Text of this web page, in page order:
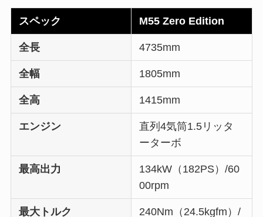
スペック M55 Zero Edition
全長 4735mm
全幅 1805mm
全高 1415mm
エンジン
直列4気筒1.5リッタ
ーターボ
最高出力
134kW（182PS）/60
00rpm
最大トルク 240Nm（24.5kgfm）/